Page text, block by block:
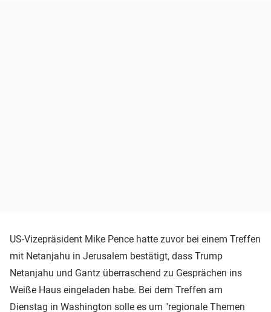
US-Vizepräsident Mike Pence hatte zuvor bei einem Treffen
mit Netanjahu in Jerusalem bestätigt, dass Trump
Netanjahu und Gantz überraschend zu Gesprächen ins
Weiße Haus eingeladen habe. Bei dem Treffen am
Dienstag in Washington solle es um "regionale Themen